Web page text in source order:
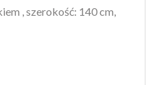
, szerokość: 140 cm,